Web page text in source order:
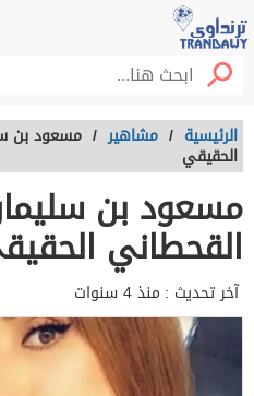
الرئيسية / مشاهير / مسعود بن
الحقيقي
مسعود بن
القحطاني
آخر تحديث : منذ 4 سنوات